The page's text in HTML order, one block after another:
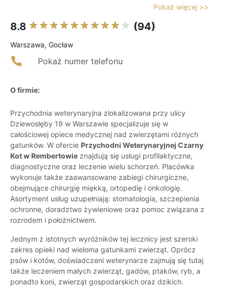
Pokaż więcej >>
8.8 (94)
Warszawa, Gocław
Pokaż numer telefonu
O firmie:
Przychodnia weterynaryjna zlokalizowana przy ulicy
Dziewosłęby 19 w Warszawie specjalizuje się w
całościowej opiece medycznej nad zwierzętami różnych
gatunków. W ofercie Przychodni Weterynaryjnej Czarny
Kot w Rembertowie znajdują się usługi profilaktyczne,
diagnostyczne oraz leczenie wielu schorzeń. Placówka
wykonuje także zaawansowane zabiegi chirurgiczne,
obejmujące chirurgię miękką, ortopedię i onkologię.
Asortyment usług uzupełniają: stomatologia, szczepienia
ochronne, doradztwo żywieniowe oraz pomoc związana z
rozrodem i położnictwem.
Jednym z istotnych wyróżników tej lecznicy jest szeroki
zakres opieki nad wieloma gatunkami zwierząt. Oprócz
psów i kotów, doświadczeni weterynarze zajmują się tutaj
także leczeniem małych zwierząt, gadów, ptaków, ryb, a
ponadto koni, zwierząt gospodarskich oraz dzikich.